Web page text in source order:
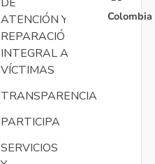
ATENCIÓN Y
REPARACIÓN
INTEGRAL A
VÍCTIMAS
TRANSPARENCIA
PARTICIPA
SERVICIOS
Colombia